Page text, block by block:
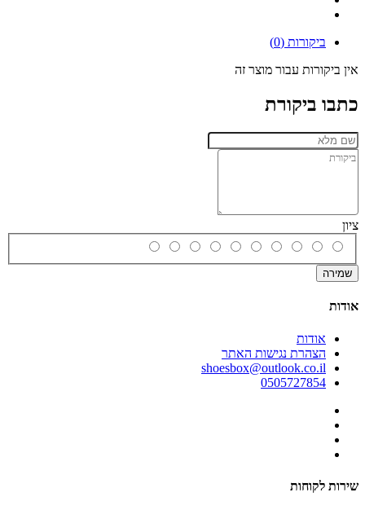
ביקורות (0)
אין ביקורות עבור מוצר זה
כתבו ביקורת
ציון
שמירה
אודות
אודות
הצהרת נגישות האתר
shoesbox@outlook.co.il
0505727854
שירות לקוחות